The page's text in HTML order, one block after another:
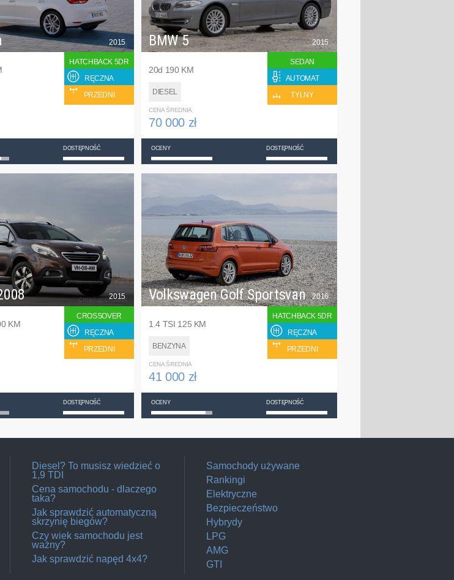
2015
HATCHBACK 5DR
RĘCZNA
PRZEDNI
DOSTĘPNOŚĆ
BMW 5
20d 190 KM
DIESEL
2015
SEDAN
AUTOMAT
TYLNY
CENA ŚREDNIA
70 000 zł
OCENY DOSTĘPNOŚĆ
KM
2015
CROSSOVER
RĘCZNA
PRZEDNI
DOSTĘPNOŚĆ
Volkswagen Golf Sportsvan
1.4 TSI 125 KM
BENZYNA
2016
HATCHBACK 5DR
RĘCZNA
PRZEDNI
CENA ŚREDNIA
41 000 zł
OCENY DOSTĘPNOŚĆ
Diesel? To musisz wiedzieć o
1,9 TDI
Cena samochodu - dlaczego
taka?
Jak sprawdzić automatyczną
skrzynię biegów?
Czy wiek samochodu jest
ważny?
Jak sprawdzić napęd 4x4?
Samochody używane
Rankingi
Elektryczne
Bezpieczeństwo
Hybrydy
LPG
AMG
GTI